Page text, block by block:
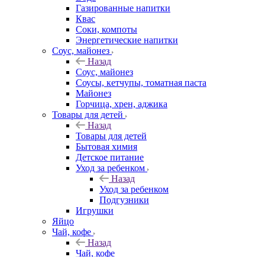
Газированные напитки
Квас
Соки, компоты
Энергетические напитки
Соус, майонез
Назад
Соус, майонез
Соусы, кетчупы, томатная паста
Майонез
Горчица, хрен, аджика
Товары для детей
Назад
Товары для детей
Бытовая химия
Детское питание
Уход за ребенком
Назад
Уход за ребенком
Подгузники
Игрушки
Яйцо
Чай, кофе
Назад
Чай, кофе